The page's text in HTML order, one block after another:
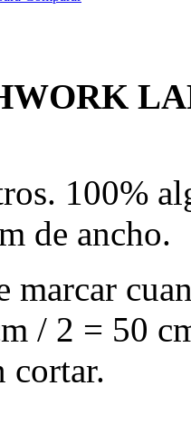
100%
de ancho.
marcar
/ 2 = 50
cortar.